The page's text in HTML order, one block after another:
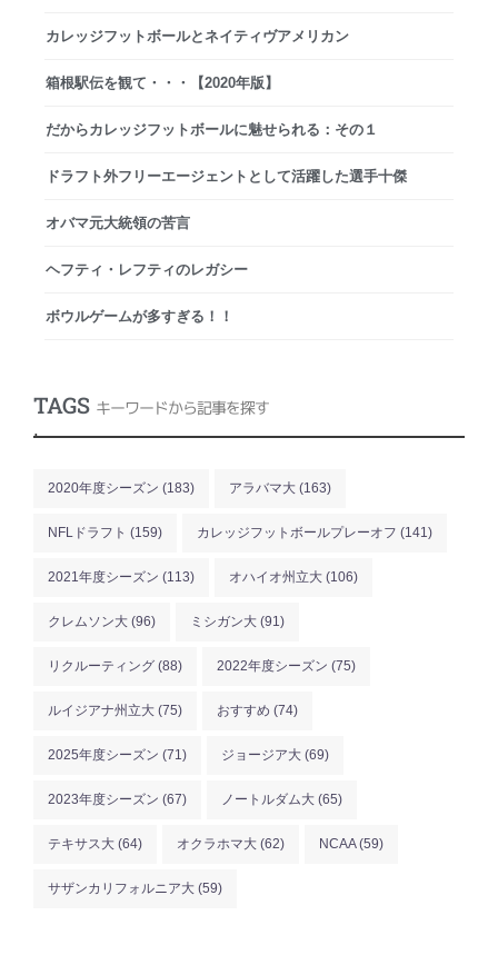
カレッジフットボールとネイティヴアメリカン
箱根駅伝を観て・・・【2020年版】
だからカレッジフットボールに魅せられる：その１
ドラフト外フリーエージェントとして活躍した選手十傑
オバマ元大統領の苦言
ヘフティ・レフティのレガシー
ボウルゲームが多すぎる！！
TAGS キーワードから記事を探す
.
2020年度シーズン (183) アラバマ大 (163)
NFLドラフト (159) カレッジフットボールプレーオフ (141)
2021年度シーズン (113) オハイオ州立大 (106)
クレムソン大 (96) ミシガン大 (91)
リクルーティング (88) 2022年度シーズン (75)
ルイジアナ州立大 (75) おすすめ (74)
2025年度シーズン (71) ジョージア大 (69)
2023年度シーズン (67) ノートルダム大 (65)
テキサス大 (64) オクラホマ大 (62) NCAA(59)
サザンカリフォルニア大 (59)